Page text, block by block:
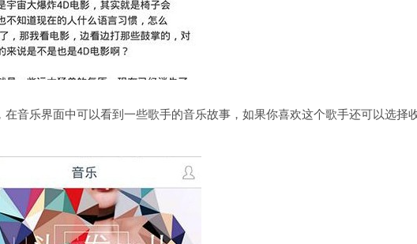
音乐界面中可以看到一些歌手的音乐故事，如果你喜欢这个歌手还可以选择